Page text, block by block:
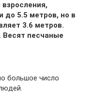
до 5.5 метров, но в
3.6 метров.
Весят песчаные
большое число